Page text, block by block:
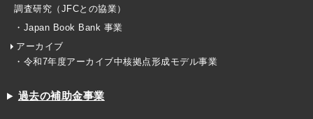
調査研究（JFCとの協業）
・Japan Book Bank 事業
アーカイブ
・令和7年度アーカイブ中核拠点形成モデル事業
過去の補助金事業